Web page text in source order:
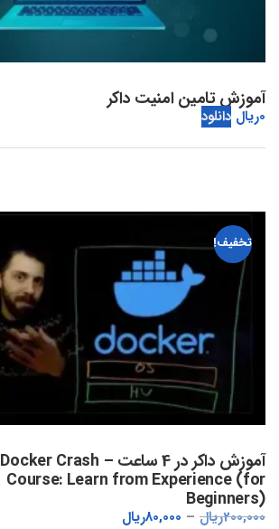
آموزش تامین امنیت داکر
0ریال دانلود
تخفیف!
آموزش داکر در 4 ساعت – Docker Crash
Course: Learn from Experience (for
Beginners)
200,000ریال 80,000ریال